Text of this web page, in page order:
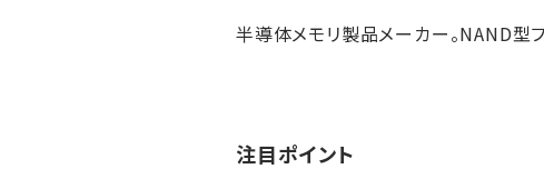
半導体メモリ製品メーカー。NAND型
注目ポイント